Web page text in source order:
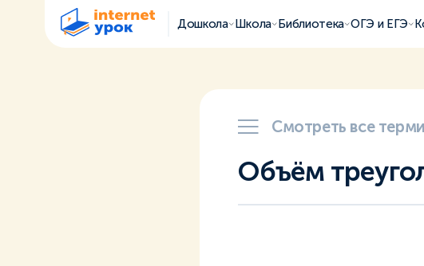
Дошкола Школа Библиотека ОГЭ и ЕГЭ
Смотреть все
Объём